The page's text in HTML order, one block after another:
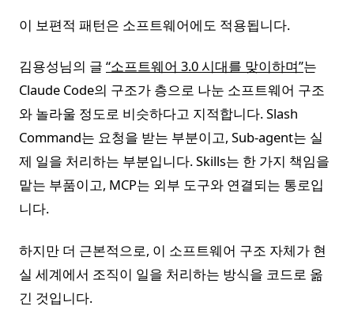
이 보편적 패턴은 소프트웨어에도 적용됩니다.
김용성님의 글 “소프트웨어 3.0 시대를 맞이하며”는
Claude Code의 구조가 층으로 나눈 소프트웨어 구조
와 놀라울 정도로 비슷하다고 지적합니다. Slash
Command는 요청을 받는 부분이고, Sub-agent는 실
제 일을 처리하는 부분입니다. Skills는 한 가지 책임을
맡는 부품이고, MCP는 외부 도구와 연결되는 통로입
니다.
하지만 더 근본적으로, 이 소프트웨어 구조 자체가 현
실 세계에서 조직이 일을 처리하는 방식을 코드로 옮
긴 것입니다.